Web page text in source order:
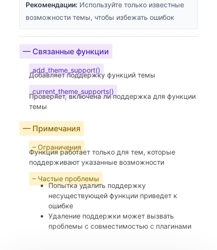
Рекомендации: Используйте только известные
возможности темы, чтобы избежать ошибок
— Связанные функции
add_theme_support()
Добавляет поддержку функций темы
current_theme_supports()
Проверяет, включена ли поддержка для функции
темы
— Примечания
– Ограничения
Функция работает только для тем, которые
поддерживают указанные возможности
– Частые проблемы
Попытка удалить поддержку
несуществующей функции приведет к
ошибке
Удаление поддержки может вызвать
проблемы с совместимостью с плагинами